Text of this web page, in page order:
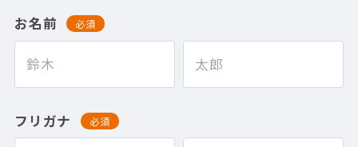
お名前 必須
フリガナ 必須